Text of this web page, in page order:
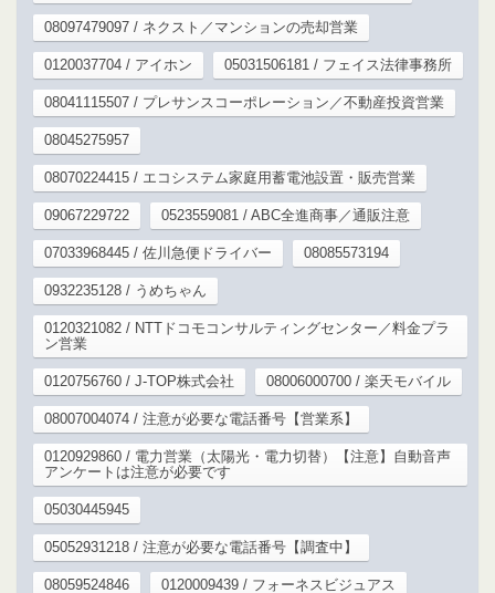
08097479097 / ネクスト／マンションの売却営業
0120037704 / アイホン 05031506181 / フェイス法律事務所
08041115507 / プレサンスコーポレーション／不動産投資営業
08045275957
08070224415 / エコシステム家庭用蓄電池設置・販売営業
09067229722 0523559081 / ABC全進商事／通販注意
07033968445 / 佐川急便ドライバー 08085573194
0932235128 / うめちゃん
0120321082 / NTTドコモコンサルティングセンター／料金プラ
ン営業
0120756760 / J-TOP株式会社 08006000700 / 楽天モバイル
08007004074 / 注意が必要な電話番号【営業系】
0120929860 / 電力営業（太陽光・電力切替）【注意】自動音声
アンケートは注意が必要です
05030445945
05052931218 / 注意が必要な電話番号【調査中】
08059524846 0120009439 / フォーネスビジュアス